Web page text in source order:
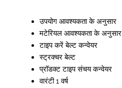
उपयोग आवश्यकता के अनुसार
मटेरियल आवश्यकता के अनुसार
टाइप करें बेल्ट कन्वेयर
स्ट्रक्चर बेल्ट
प्रॉडक्ट टाइप संचय कन्वेयर
वारंटी 1 वर्ष